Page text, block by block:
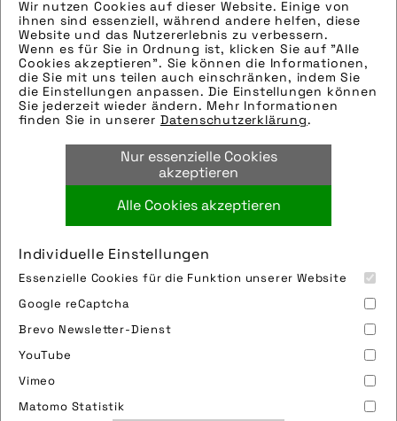
Wir nutzen Cookies auf dieser Website. Einige von
ihnen sind essenziell, während andere helfen, diese
Website und das Nutzererlebnis zu verbessern.
Wenn es für Sie in Ordnung ist, klicken Sie auf "Alle
Cookies akzeptieren". Sie können die Informationen,
die Sie mit uns teilen auch einschränken, indem Sie
die Einstellungen anpassen. Die Einstellungen können
Sie jederzeit wieder ändern. Mehr Informationen
finden Sie in unserer Datenschutzerklärung.
Nur essenzielle Cookies
akzeptieren
Alle Cookies akzeptieren
Individuelle Einstellungen
Essenzielle Cookies für die Funktion unserer Website
Google reCaptcha
Brevo Newsletter-Dienst
YouTube
Vimeo
Matomo Statistik
Melden Sie sich gleich zu unserem
Newsletter an!
Jetzt anmelden!
Nutzungsbedingungen
Datenschutz